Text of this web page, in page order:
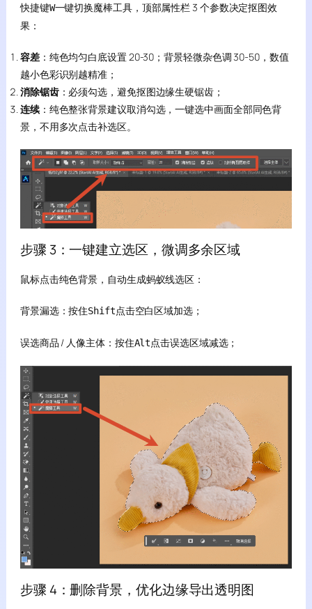
快捷键W一键切换魔棒工具，顶部属性栏 3 个参数决定抠图效
果：
容差：纯色均匀白底设置 20-30；背景轻微杂色调 30-50，数值
越小色彩识别越精准；
消除锯齿：必须勾选，避免抠图边缘生硬锯齿；
连续：纯色整张背景建议取消勾选，一键选中画面全部同色背
景，不用多次点击补选区。
步骤 3：一键建立选区，微调多余区域
鼠标点击纯色背景，自动生成蚂蚁线选区：
背景漏选：按住Shift点击空白区域加选；
误选商品 / 人像主体：按住Alt点击误选区域减选；
步骤 4：删除背景，优化边缘导出透明图